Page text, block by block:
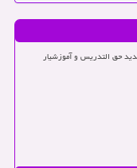
حق التدریس و آموزشیار